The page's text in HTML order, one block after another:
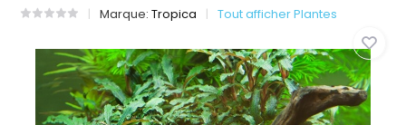
Marque:Tropica Tout afficher Plantes